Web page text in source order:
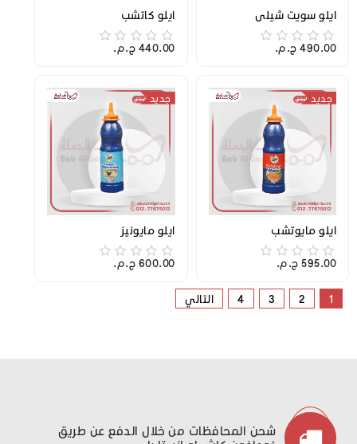
ايلو سويت شيلي
490.00 ج.م.‏
ايلو كاتشب
440.00 ج.م.‏
جديد
ايلو مايوتشب
595.00 ج.م.‏
جديد
ايلو مايونيز
600.00 ج.م.‏
1
2
3
4 التالي
شحن المحافظات من خلال الدفع عن طريق